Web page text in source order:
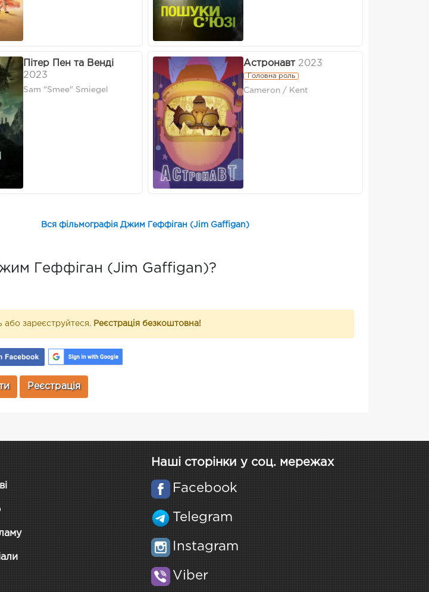
Пітер Пен та Венді
2023
Sam "Smee" Smiegel
Астронавт 2023
Головна роль
Cameron / Kent
Вся фільмографія Джим Геффіган (Jim Gaffigan)
Геффіган (Jim Gaffigan)?
або зареєструйтеся. Реєстрація безкоштовна!
Реєстрація
Наші сторінки у соц. мережах
Facebook
Telegram
Instagram
Viber